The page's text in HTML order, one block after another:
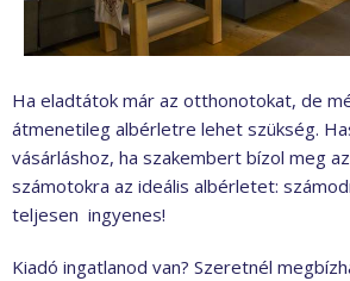
Ha eladtátok már az otthonotokat, de
átmenetileg albérletre lehet szükség.
vásárláshoz, ha szakembert bízol meg
számotokra az ideális albérletet:
teljesen ingyenes!
Kiadó ingatlanod van? Szeretnél